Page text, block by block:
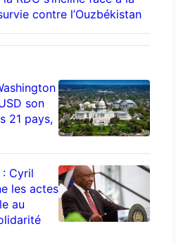
contre l’Ouzbékistan
son
21 pays,
Cyril
les actes
au